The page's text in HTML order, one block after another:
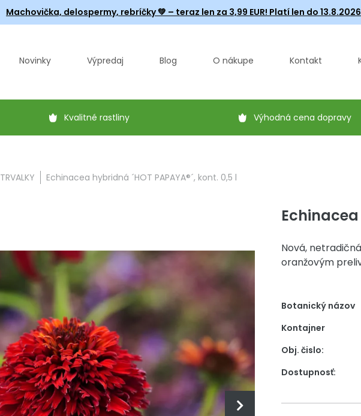
Machovička, delospermy, rebríčky💚 – teraz len za 3,99 EUR! Platí len do
Novinky Výpredaj Blog O nákupe Kontakt
Kvalitné rastliny Výhodná cena dopravy
TRVALKY Echinacea hybridná ´HOT PAPAYA®´, kont. 0,5 l
Echinacea
Nová,
oranžovým
Botanický názov
Kontajner
Obj. čislo:
Dostupnosť: